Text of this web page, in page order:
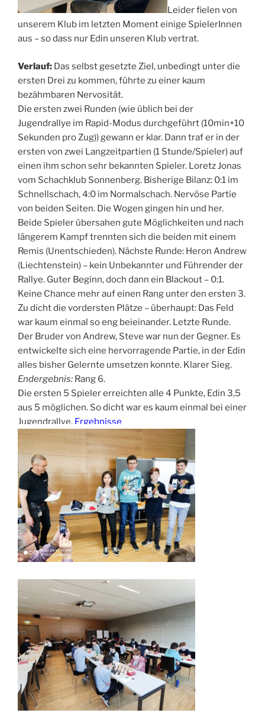
Leider fielen von
unserem Klub im letzten Moment einige SpielerInnen
aus – so dass nur Edin unseren Klub vertrat.
Verlauf: Das selbst gesetzte Ziel, unbedingt unter die
ersten Drei zu kommen, führte zu einer kaum
bezähmbaren Nervosität.
Die ersten zwei Runden (wie üblich bei der
Jugendrallye im Rapid-Modus durchgeführt (10min+10
Sekunden pro Zug)) gewann er klar. Dann traf er in der
ersten von zwei Langzeitpartien (1 Stunde/Spieler) auf
einen ihm schon sehr bekannten Spieler. Loretz Jonas
vom Schachklub Sonnenberg. Bisherige Bilanz: 0:1 im
Schnellschach, 4:0 im Normalschach. Nervöse Partie
von beiden Seiten. Die Wogen gingen hin und her.
Beide Spieler übersahen gute Möglichkeiten und nach
längerem Kampf trennten sich die beiden mit einem
Remis (Unentschieden). Nächste Runde: Heron Andrew
(Liechtenstein) – kein Unbekannter und Führender der
Rallye. Guter Beginn, doch dann ein Blackout – 0:1.
Keine Chance mehr auf einen Rang unter den ersten 3.
Zu dicht die vordersten Plätze – überhaupt: Das Feld
war kaum einmal so eng beieinander. Letzte Runde.
Der Bruder von Andrew, Steve war nun der Gegner. Es
entwickelte sich eine hervorragende Partie, in der Edin
alles bisher Gelernte umsetzen konnte. Klarer Sieg.
Endergebnis: Rang 6.
Die ersten 5 Spieler erreichten alle 4 Punkte, Edin 3,5
aus 5 möglichen. So dicht war es kaum einmal bei einer
Jugendrallye. Ergebnisse